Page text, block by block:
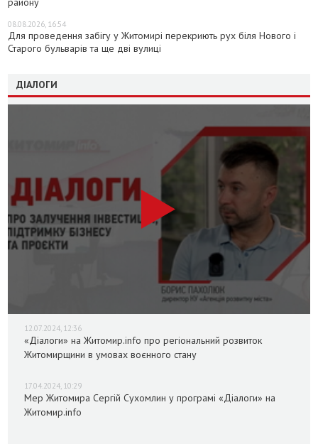
08.08.2026, 16:54
Для проведення забігу у Житомирі перекриють рух біля Нового і
Старого бульварів та ще дві вулиці
ДІАЛОГИ
12.07.2024, 12:36
«Діалоги» на Житомир.info про регіональний розвиток
Житомирщини в умовах воєнного стану
17.04.2024, 10:29
Мер Житомира Сергій Сухомлин у програмі «Діалоги» на
Житомир.info